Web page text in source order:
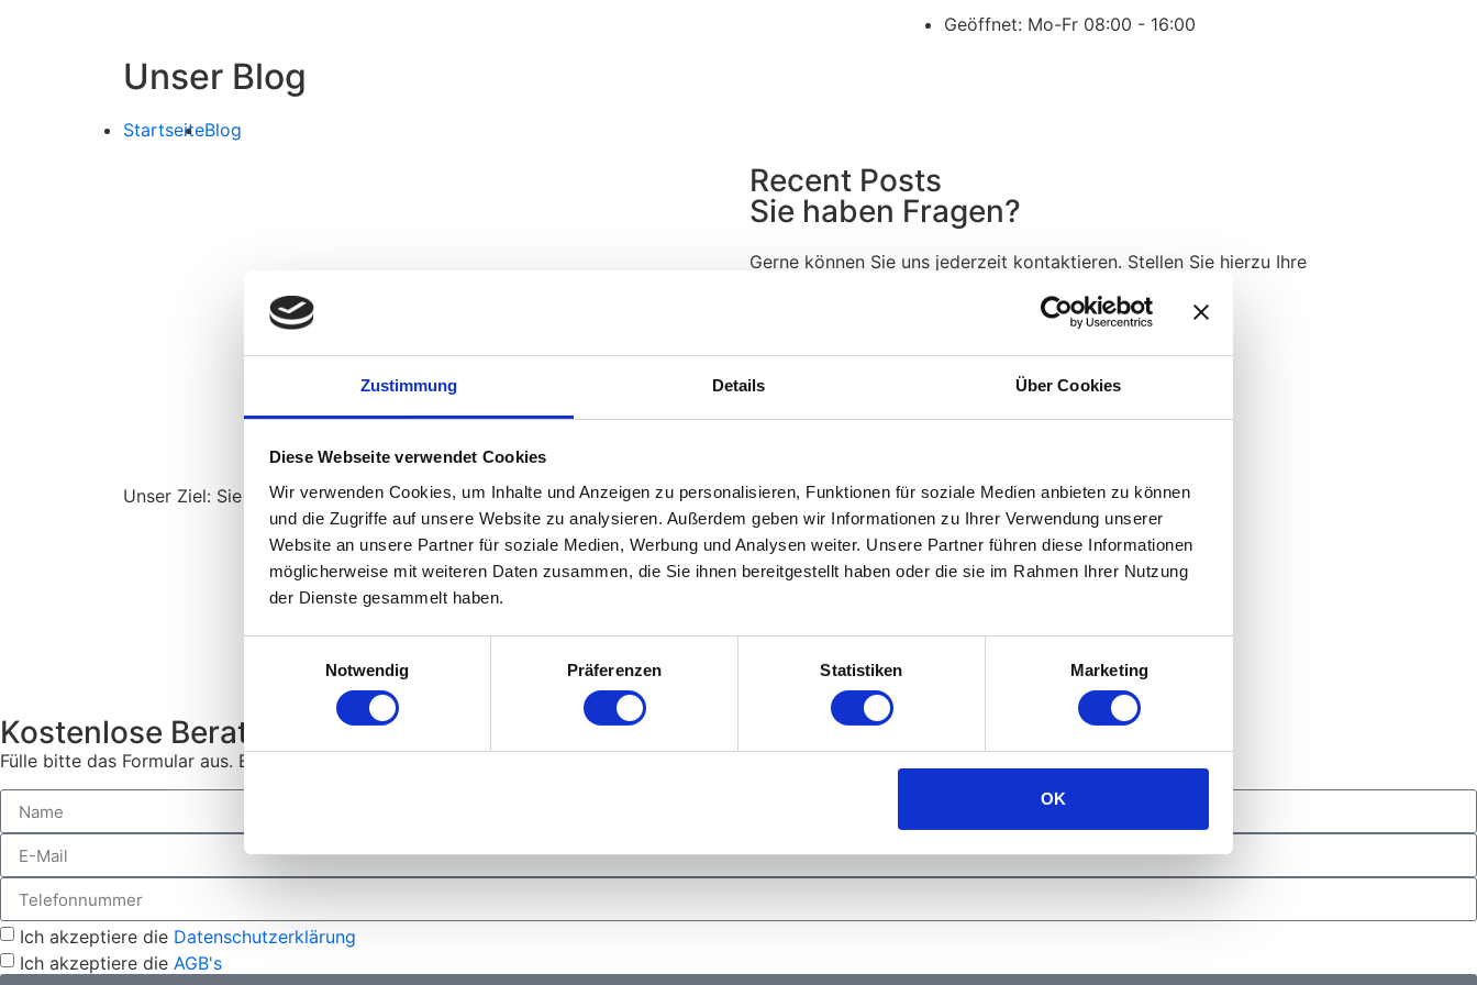
Zustimmung Details Über Cookies
Diese Webseite verwendet Cookies
Wir verwenden Cookies, um Inhalte und Anzeigen zu personalisieren, Funktionen für soziale Medien anbieten zu können
und die Zugriffe auf unsere Website zu analysieren. Außerdem geben wir Informationen zu Ihrer Verwendung unserer
Website an unsere Partner für soziale Medien, Werbung und Analysen weiter. Unsere Partner führen diese Informationen
möglicherweise mit weiteren Daten zusammen, die Sie ihnen bereitgestellt haben oder die sie im Rahmen Ihrer Nutzung
der Dienste gesammelt haben.
Notwendig
Präferenzen Statistiken Marketing
OK
Geöffnet: Mo-Fr 08:00 - 16:00
Unser Blog
StartseiteBlog
Recent Posts
Sie haben Fragen?
Gerne können Sie uns jederzeit kontaktieren. Stellen Sie hierzu Ihre
Anfrage stellen
Categories
Unser Ziel: Sie bleiben im Trockenen.
Nützliche Links
Impressum
Datenschutzerklärung
FAQ
8:00 - 16:00 Montag - Freitag
Anfrage stellen
Kostenlose Beratung erhalten
Fülle bitte das Formular aus. Es wird sich zeitnahe ein Experte aus unserem Team bei dir melden.
Ich akzeptiere die Datenschutzerklärung
Ich akzeptiere die AGB's